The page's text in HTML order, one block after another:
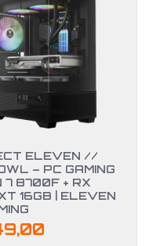
ELEVEN //
– PC GAMING
7 8700F + RX
16GB | ELEVEN